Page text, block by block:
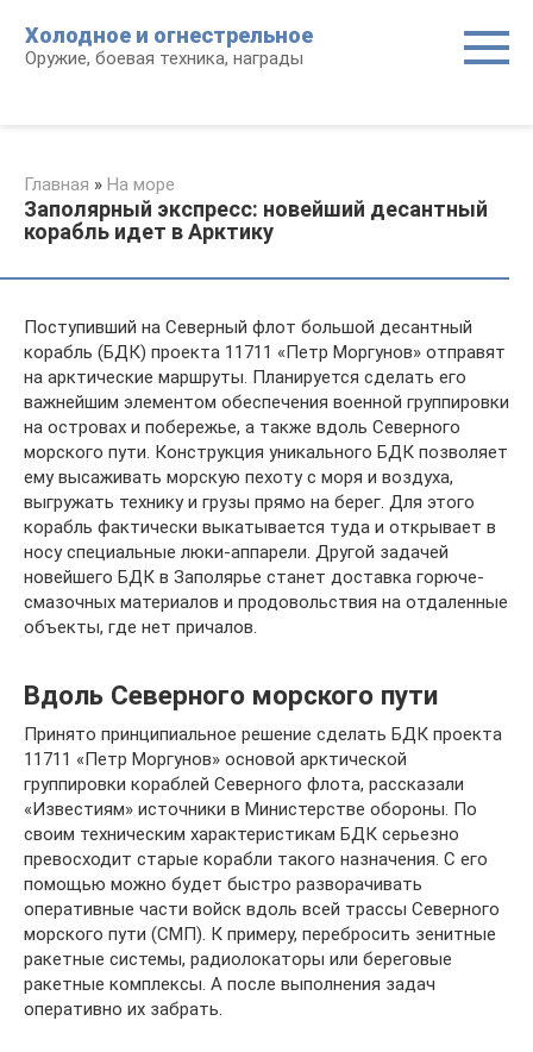
контенту
Холодное и огнестрельное
Оружие, боевая техника, награды
Главная » На море
Заполярный экспресс: новейший десантный
корабль идет в Арктику
Поступивший на Северный флот большой десантный
корабль (БДК) проекта 11711 «Петр Моргунов» отправят
на арктические маршруты. Планируется сделать его
важнейшим элементом обеспечения военной группировки
на островах и побережье, а также вдоль Северного
морского пути. Конструкция уникального БДК позволяет
ему высаживать морскую пехоту с моря и воздуха,
выгружать технику и грузы прямо на берег. Для этого
корабль фактически выкатывается туда и открывает в
носу специальные люки-аппарели. Другой задачей
новейшего БДК в Заполярье станет доставка горюче-
смазочных материалов и продовольствия на отдаленные
объекты, где нет причалов.
Вдоль Северного морского пути
Принято принципиальное решение сделать БДК проекта
11711 «Петр Моргунов» основой арктической
группировки кораблей Северного флота, рассказали
«Известиям» источники в Министерстве обороны. По
своим техническим характеристикам БДК серьезно
превосходит старые корабли такого назначения. С его
помощью можно будет быстро разворачивать
оперативные части войск вдоль всей трассы Северного
морского пути (СМП). К примеру, перебросить зенитные
ракетные системы, радиолокаторы или береговые
ракетные комплексы. А после выполнения задач
оперативно их забрать.